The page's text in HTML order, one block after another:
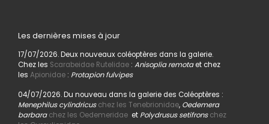
Les dernières mises à jour
17/07/2026. Deux nouveaux coléoptères dans la galerie.
Chez les Scarabeidae Rutelidae: Anisoplia remotaet chez
les Apionidae: Protapion fulvipes
04/07/2026. Du nouveau dans la galerie des Coléoptères :
Menephilus cylindricus chez les Tenebrionidae,Oedemera
barbara chez les Oedemeridaeet Polydrusus setifrons chez